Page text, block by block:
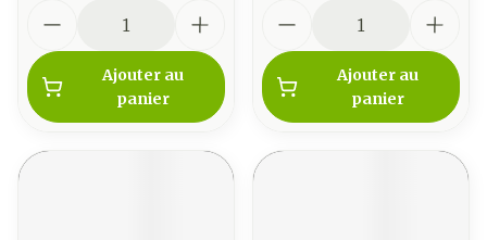
Ajouter au
panier
Ajouter au
panier